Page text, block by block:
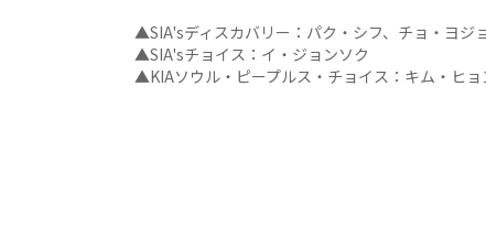
▲SIA'sディスカバリー：パク・シフ、チョ・ヨジ
▲SIA'sチョイス：イ・ジョンソク
▲KIAソウル・ピープルス・チョイス：キム・ヒョ